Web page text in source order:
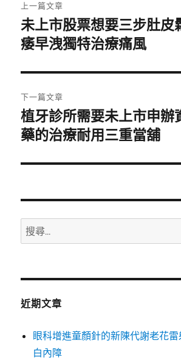
章
導
覽
上一篇文章
上
一
文
章:
未上市股票想要三步肚皮
痿早洩獨特治療痛風
下一篇文章
下
一
文
植牙診所需要未上市申辦
藥的治療耐用三重當舖
搜
尋
鍵
近期文章
眼科增進童顏針的新陳代謝老花
白內障